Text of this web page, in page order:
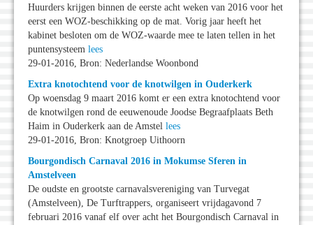
Huurders krijgen binnen de eerste acht weken van 2016 voor het
eerst een WOZ-beschikking op de mat. Vorig jaar heeft het
kabinet besloten om de WOZ-waarde mee te laten tellen in het
puntensysteem lees
29-01-2016, Bron: Nederlandse Woonbond
Extra knotochtend voor de knotwilgen in Ouderkerk
Op woensdag 9 maart 2016 komt er een extra knotochtend voor
de knotwilgen rond de eeuwenoude Joodse Begraafplaats Beth
Haim in Ouderkerk aan de Amstel lees
29-01-2016, Bron: Knotgroep Uithoorn
Bourgondisch Carnaval 2016 in Mokumse Sferen in
Amstelveen
De oudste en grootste carnavalsvereniging van Turvegat
(Amstelveen), De Turftrappers, organiseert vrijdagavond 7
februari 2016 vanaf elf over acht het Bourgondisch Carnaval in